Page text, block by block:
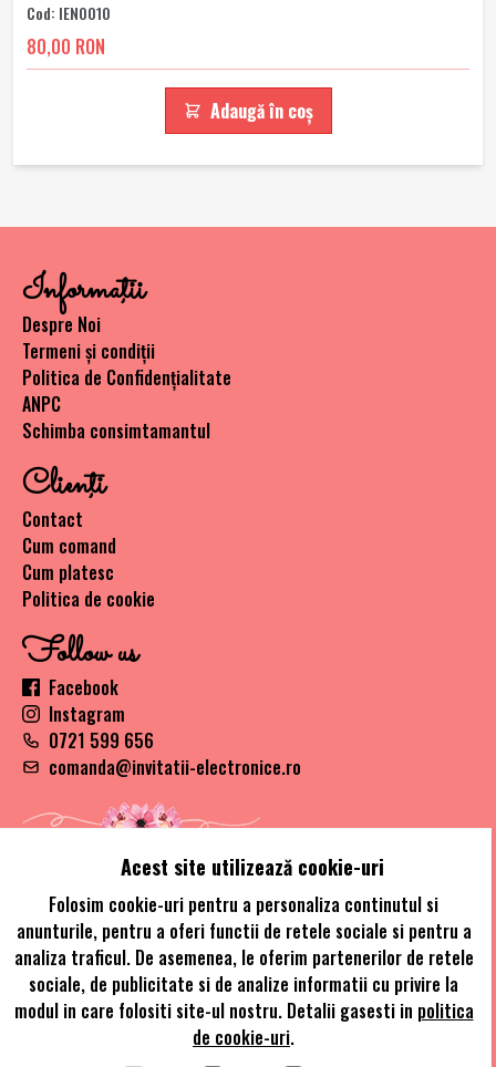
Cod: IEN0010
80,00 RON
Adaugă în coș
Informaţii
Despre Noi
Termeni și condiții
Politica de Confidențialitate
ANPC
Schimba consimtamantul
Clienţi
Contact
Cum comand
Cum platesc
Politica de cookie
Follow us
Facebook
Instagram
0721 599 656
comanda@invitatii-electronice.ro
© Copywrite 2021 - Invitatii Electronice designed by Alaskan
Global Network
Acest site utilizează cookie-uri
Folosim cookie-uri pentru a personaliza continutul si
anunturile, pentru a oferi functii de retele sociale si pentru a
analiza traficul. De asemenea, le oferim partenerilor de retele
sociale, de publicitate si de analize informatii cu privire la
modul in care folositi site-ul nostru. Detalii gasesti in politica
de cookie-uri.